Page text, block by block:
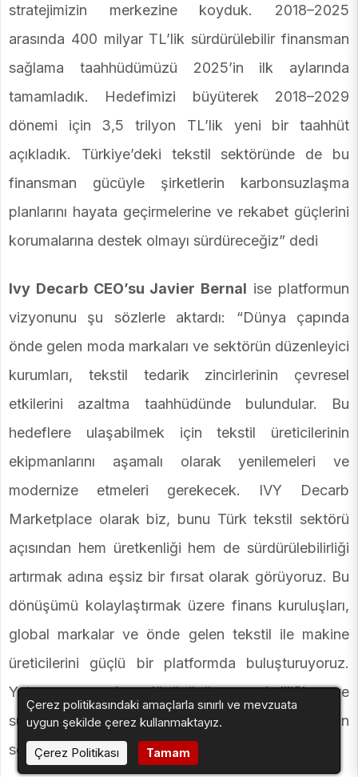
stratejimizin merkezine koyduk. 2018–2025
arasında 400 milyar TL’lik sürdürülebilir finansman
sağlama taahhüdümüzü 2025’in ilk aylarında
tamamladık. Hedefimizi büyüterek 2018–2029
dönemi için 3,5 trilyon TL’lik yeni bir taahhüt
açıkladık. Türkiye’deki tekstil sektöründe de bu
finansman gücüyle şirketlerin karbonsuzlaşma
planlarını hayata geçirmelerine ve rekabet güçlerini
korumalarına destek olmayı sürdüreceğiz” dedi
Ivy Decarb CEO’su Javier Bernal ise platformun
vizyonunu şu sözlerle aktardı: “Dünya çapında
önde gelen moda markaları ve sektörün düzenleyici
kurumları, tekstil tedarik zincirlerinin çevresel
etkilerini azaltma taahhüdünde bulundular. Bu
hedeflere ulaşabilmek için tekstil üreticilerinin
ekipmanlarını aşamalı olarak yenilemeleri ve
modernize etmeleri gerekecek. IVY Decarb
Marketplace olarak biz, bunu Türk tekstil sektörü
açısından hem üretkenliği hem de sürdürülebilirliği
artırmak adına eşsiz bir fırsat olarak görüyoruz. Bu
dönüşümü kolaylaştırmak üzere finans kuruluşları,
global markalar ve önde gelen tekstil ile makine
üreticilerini güçlü bir platformda buluşturuyoruz.
Yatırımın geri dönüşünü, verimliliği ve
sürdürülebilirlik etkisini gözeterek doğru ekipman
seçimine rehberlik ediyoruz.”
Çerez politikasındaki amaçlarla sınırlı ve mevzuata
uygun şekilde çerez kullanmaktayız.
Çerez Politikası
Tamam